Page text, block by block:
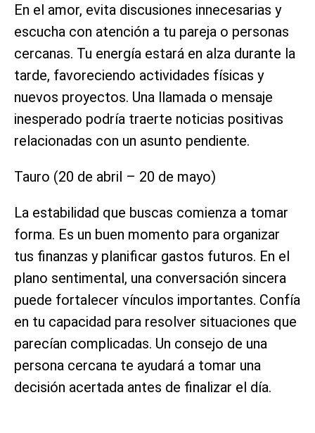
En el amor, evita discusiones innecesarias y
escucha con atención a tu pareja o personas
cercanas. Tu energía estará en alza durante la
tarde, favoreciendo actividades físicas y
nuevos proyectos. Una llamada o mensaje
inesperado podría traerte noticias positivas
relacionadas con un asunto pendiente.
Tauro (20 de abril – 20 de mayo)
La estabilidad que buscas comienza a tomar
forma. Es un buen momento para organizar
tus finanzas y planificar gastos futuros. En el
plano sentimental, una conversación sincera
puede fortalecer vínculos importantes. Confía
en tu capacidad para resolver situaciones que
parecían complicadas. Un consejo de una
persona cercana te ayudará a tomar una
decisión acertada antes de finalizar el día.